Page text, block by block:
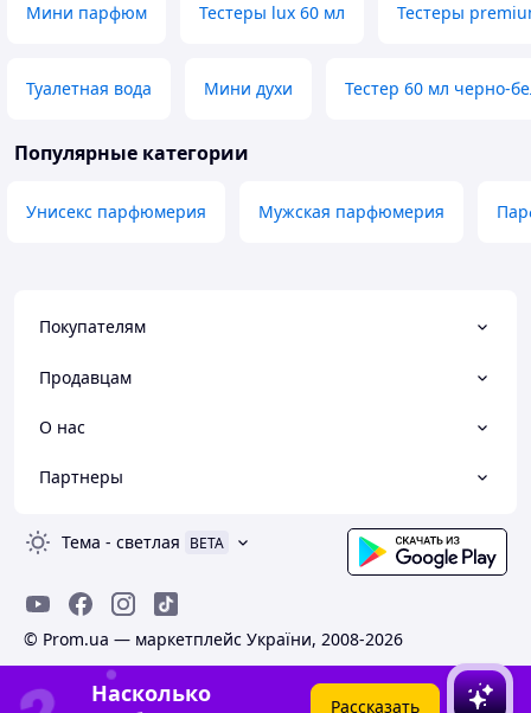
Мини парфюм Тестеры lux 60 мл Тестеры
Туалетная вода Мини духи Тестер 60 мл черно-
Популярные категории
Унисекс парфюмерия Мужская парфюмерия
Покупателям
Продавцам
О нас
Партнеры
Тема - светлая BETA
© Prom.ua — маркетплейс України, 2008-2026
Насколько
Рассказать